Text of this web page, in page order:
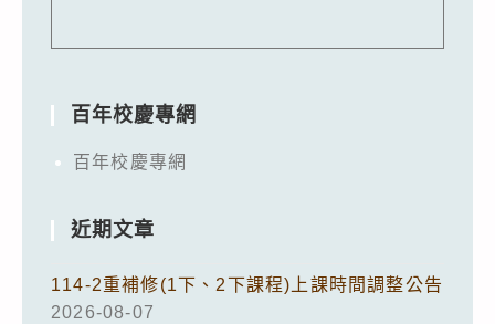
百年校慶專網
百年校慶專網
近期文章
114-2重補修(1下、2下課程)上課時間調整公告
2026-08-07